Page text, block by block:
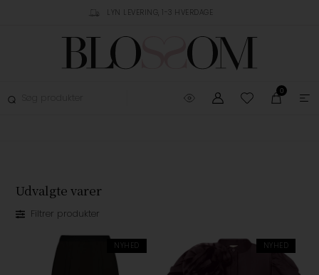
LYN LEVERING, 1-3 HVERDAGE GRATIS FRAGT OVER 499,-
0
Udvalgte varer
Filtrer produkter
NYHED NYHED